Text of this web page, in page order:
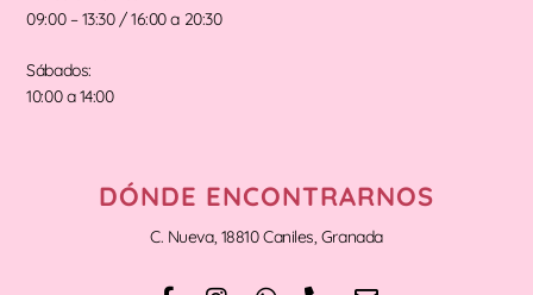
09:00 – 13:30 / 16:00 a 20:30
Sábados:
10:00 a 14:00
DÓNDE ENCONTRARNOS
C. Nueva, 18810 Caniles, Granada